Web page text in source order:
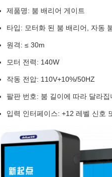
제품명: 붐 배리어 게이트
타입: 모터화 된 붐 배리어, 자동
원격: ≤ 30m
모터 전력: 140W
작동 전압: 110V+10%/50HZ
팔판 번호: 붐 길이에 따라 달라집
입력 인터페이스: +12 레벨 신호